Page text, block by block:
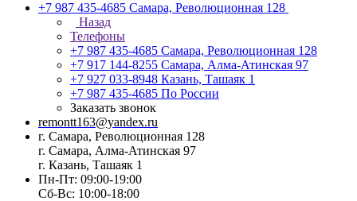
+7 987 435-4685 Самара, Революционная 128
Назад
Телефоны
+7 987 435-4685 Самара, Революционная 128
+7 917 144-8255 Самара, Алма-Атинская 97
+7 927 033-8948 Казань, Ташаяк 1
+7 987 435-4685 По России
Заказать звонок
remontt163@yandex.ru
г. Самара, Революционная 128
г. Самара, Алма-Атинская 97
г. Казань, Ташаяк 1
Пн-Пт: 09:00-19:00
Сб-Вс: 10:00-18:00